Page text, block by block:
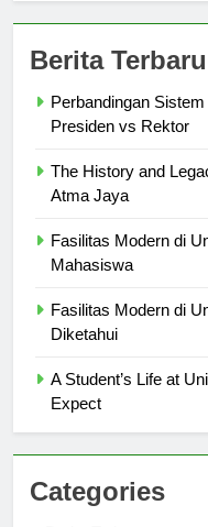
Berita Terbaru
Perbandingan
The History and
Fasilitas Modern di
Fasilitas Modern di
A Student’s Life at
Categories